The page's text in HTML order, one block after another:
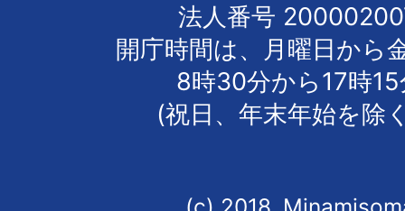
法人番号
開庁時間は、月曜日から
8時30分から17時
(祝日、年末年始を除